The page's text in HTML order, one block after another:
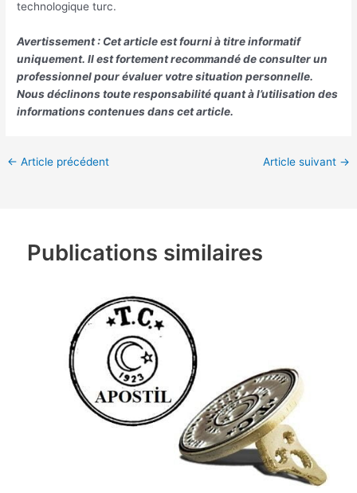
technologique turc.
Avertissement : Cet article est fourni à titre informatif
uniquement. Il est fortement recommandé de consulter un
professionnel pour évaluer votre situation personnelle.
Nous déclinons toute responsabilité quant à l’utilisation des
informations contenues dans cet article.
← Article précédent Article suivant →
Publications similaires